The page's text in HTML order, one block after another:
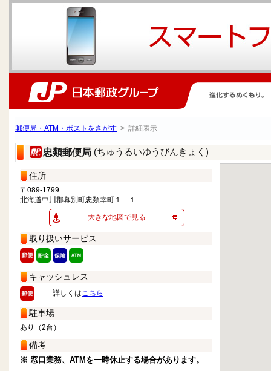
郵便局・ATM・ポストをさがす > 詳細表示
忠類郵便局 (ちゅうるいゆうびんきょく)
住所
〒089-1799
北海道中川郡幕別町忠類幸町１－１
大きな地図で見る
取り扱いサービス
キャッシュレス
詳しくはこちら
駐車場
あり（2台）
備考
※ 窓口業務、ATMを一時休止する場合があります。